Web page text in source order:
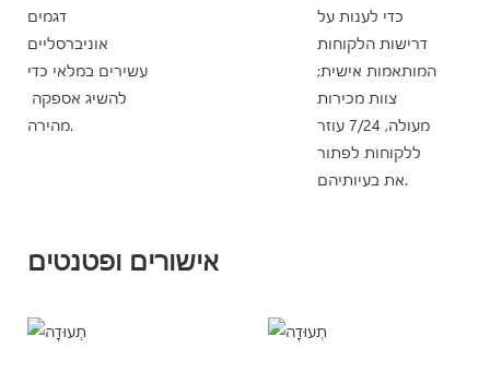
דגמים
אוניברסליים
עשירים במלאי כדי
להשיג אספקה ​​
מהירה.
כדי לענות על
דרישות הלקוחות
המותאמות אישית;
צוות מכירות
מעולה, 7/24 עוזר
ללקוחות לפתור
את בעיותיהם.
אישורים ופטנטים